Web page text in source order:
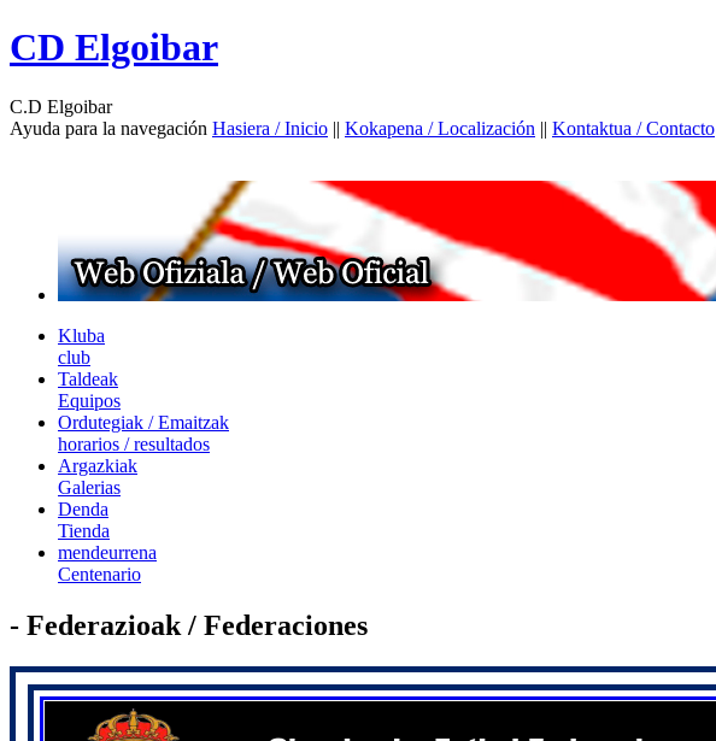
CD Elgoibar
C.D Elgoibar
Ayuda para la navegación Hasiera / Inicio || Kokapena / Localización || Kontaktua / Contacto
Kluba
club
Taldeak
Equipos
Ordutegiak / Emaitzak
horarios / resultados
Argazkiak
Galerias
Denda
Tienda
mendeurrena
Centenario
- Federazioak / Federaciones